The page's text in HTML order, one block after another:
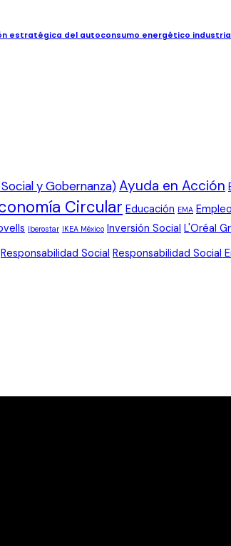
estratégica del autoconsumo energético
y Gobernanza)Ayuda en Acción
Circular Educación EMA
Iberostar IKEA México Inversión Social L'Oréal
Responsabilidad Social Responsabilidad Social